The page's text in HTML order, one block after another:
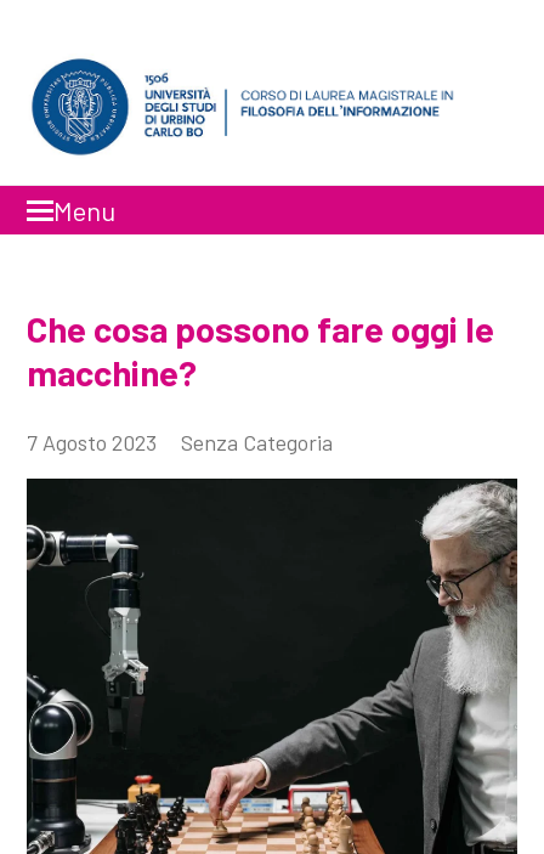
Menu
Che cosa possono fare oggi le
macchine?
7 Agosto 2023 Senza Categoria